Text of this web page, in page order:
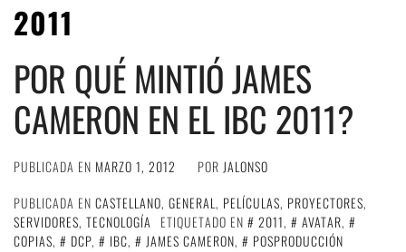
2011
POR QUÉ MINTIÓ JAMES
CAMERON EN EL IBC 2011?
PUBLICADA EN MARZO 1, 2012 POR JALONSO
PUBLICADA EN CASTELLANO, GENERAL, PELÍCULAS, PROYECTORES,
SERVIDORES, TECNOLOGÍA ETIQUETADO EN 2011, AVATAR,
COPIAS, DCP, IBC, JAMES CAMERON,
POSPRODUCCIÓN